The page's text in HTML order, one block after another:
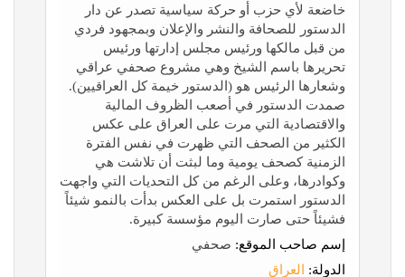
خاضعة لأي حزب أو حركة سياسية تصدر عن دار
الدستور للصحافة والنشر والإعلان وبمجهود فردي
من قبل مالكها ورئيس مجلس إدارتها ورئيس
تحريرها باسم الشيخ وهي مشروع صحفي عراقي
وشعارها الرئيس هو (الدستور خيمة كل العراقيين).
صمدت الدستور في أصعب الظروف المالية
والاقتصادية التي مرت على العراق على عكس
الكثير من الصحف التي ظهرت في نفس الفترة
الزمنية كصحف يومية وما لبثت أن تلاشت هي
وكوادرها، وعلى الرغم من كل التحديات التي واجهت
الدستور استمرت بل على العكس بدأت بالنمو شيئاً
فشيئاً حتى صارت اليوم مؤسسة كبيرة.
إسم صاحب الموقع: صحفي
الدولة:
العراق